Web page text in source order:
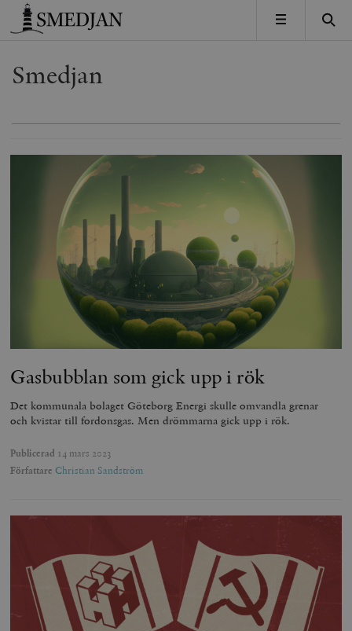
Timbro
MENY
Smedjan
Gasbubblan som gick upp i rök
Det kommunala bolaget Göteborg Energi skulle omvandla grenar
och kvistar till fordonsgas. Men drömmarna gick upp i rök.
Publicerad 14 mars 2023
Författare Christian Sandström